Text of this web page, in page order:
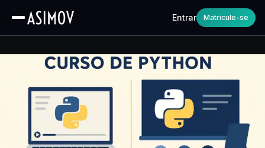
Entrar Matricule-se